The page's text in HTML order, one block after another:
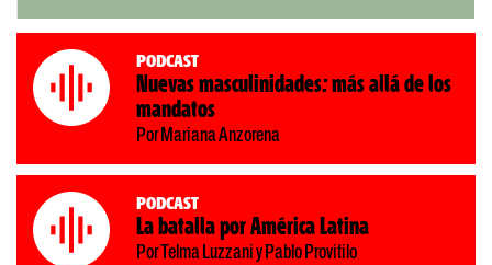
Podcast
Nuevas masculinidades: más allá de los
mandatos
Por Mariana Anzorena
Podcast
La batalla por América Latina
Por Telma Luzzani y Pablo Provitilo